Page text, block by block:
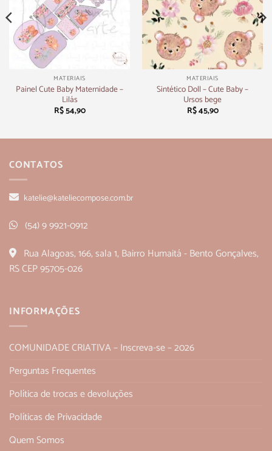
MATERIAIS
Painel Cute Baby Maternidade –
Lilás
R$54,90
MATERIAIS
Sintético Doll – Cute Baby –
Ursos bege
R$45,90
CONTATOS
katelie@kateliecompose.com.br
(54) 9 9921-0912
Rua Alagoas, 166, sala 1, Bairro Humaitá - Bento Gonçalves,
RS CEP 95705-026
INFORMAÇÕES
COMUNIDADE CRIATIVA – Inscreva-se – 2026
Perguntas Frequentes
Política de trocas e devoluções
Políticas de Privacidade
Quem Somos